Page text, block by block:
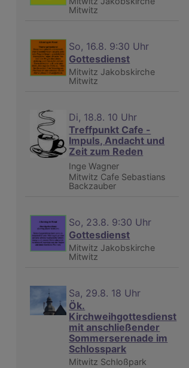
Mitwitz
So, 16.8. 9:30 Uhr
Gottesdienst
Mitwitz Jakobskirche
Mitwitz
Di, 18.8. 10 Uhr
Treffpunkt Cafe -
Impuls, Andacht und
Zeit zum Reden
Inge Wagner
Mitwitz Cafe Sebastians
Backzauber
So, 23.8. 9:30 Uhr
Gottesdienst
Mitwitz Jakobskirche
Mitwitz
Sa, 29.8. 18 Uhr
Ök.
Kirchweihgottesdienst
mit anschließender
Sommerserenade im
Schlosspark
Mitwitz Schloßpark